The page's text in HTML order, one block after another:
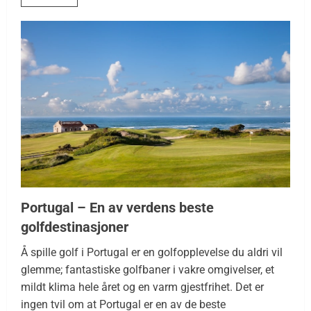
Portugal – En av verdens beste
golfdestinasjoner
Å spille golf i Portugal er en golfopplevelse du aldri vil
glemme; fantastiske golfbaner i vakre omgivelser, et
mildt klima hele året og en varm gjestfrihet. Det er
ingen tvil om at Portugal er en av de beste